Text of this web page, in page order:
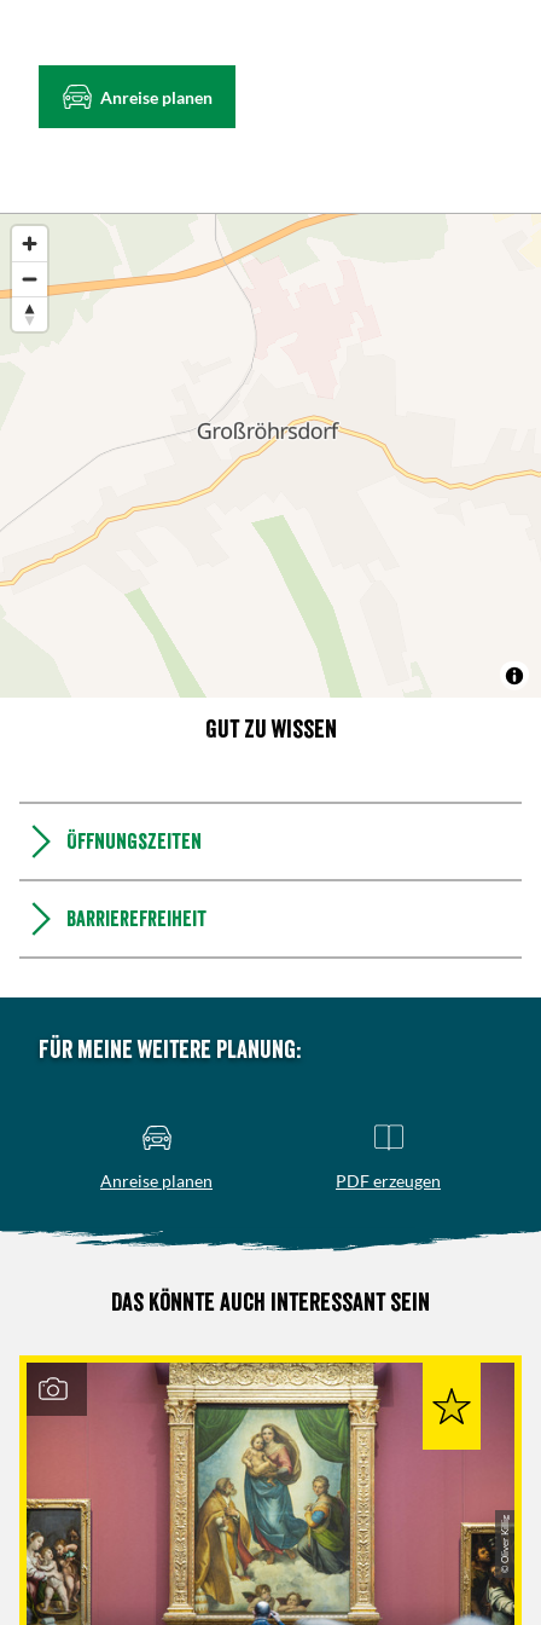
Anreise planen
Gut zu wissen
Öffnungszeiten
Barrierefreiheit
Für meine weitere Planung:
Anreise planen PDF erzeugen
Das könnte auch interessant sein
© Oliver Killig